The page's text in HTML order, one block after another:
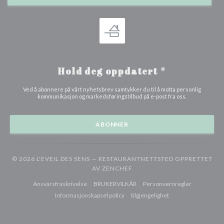
Hold deg oppdatert *
Ved å abonnere på vårt nyhetsbrev samtykker du til å motta personlig
kommunikasjon og markedsføringstilbud på e-post fra oss.
ABONNER
© 2026 L'EVEIL DES SENS — RESTAURANTNETTSTED OPPRETTET
AV ZENCHEF
Ansvarsfraskrivelse((åpner i et nytt vindu))
BRUKERVILKÅR((åpner i et nytt vindu))
Personvernregler((åpner i et
Informasjonskapsel policy((åpner i et nytt vindu))
tilgjengelighet((åpner i et nytt